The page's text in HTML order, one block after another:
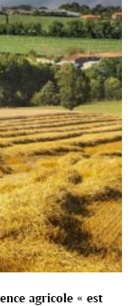
agricole « est